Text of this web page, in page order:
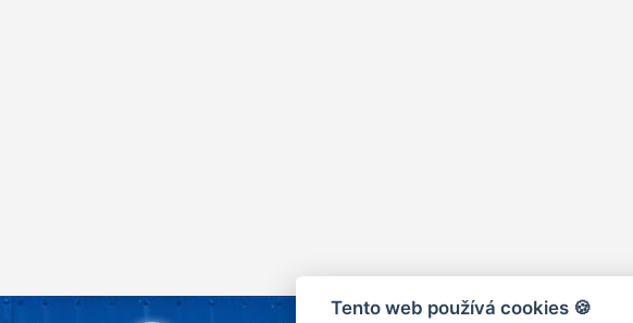
Tento web používá cookies 🍪